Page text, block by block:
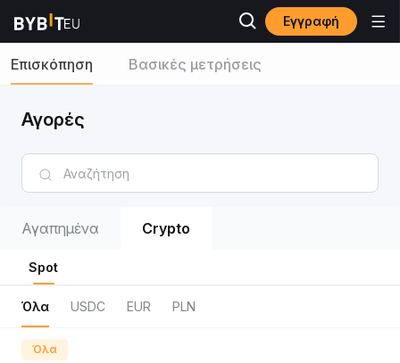
Εγγραφή
Επισκόπηση Βασικές μετρήσεις
Αγορές
Αγαπημένα Crypto
Spot
Όλα USDC EUR PLN
Όλα